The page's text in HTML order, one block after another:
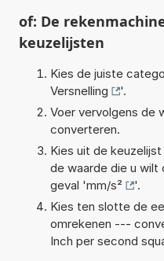
of: De
keuzelijsten
Kies de juiste
Versnelling
'.
Voer vervolgens de
converteren.
Kies uit de
de waarde die u
geval 'mm/s²
'.
Kies ten slotte de
omrekenen ---
Inch per second